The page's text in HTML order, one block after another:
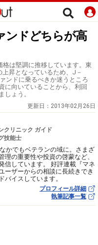
ンドどちらが高
は堅調に推移しています。東
昇となっているため、J－
ンドに乗るべきか迷うところ
に向いていることから、利回
しょう。
更新日： 2013年02月26日
クリニック ガイド
技能士
かでもベテランの域に。さまざ
理の重要性や投資の啓蒙など、
信しています。 好評連載『マネ
ーザーからの相談に長続きでき
バイスしています。
プロフィール詳細
執筆記事一覧